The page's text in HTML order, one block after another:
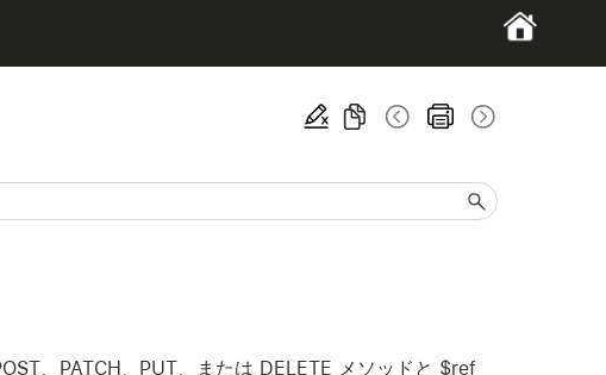
、PATCH、PUT、または DELETE メソッドと $ref